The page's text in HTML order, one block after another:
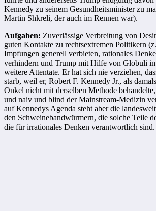
Kennedy zu seinem Gesundheitsminister zu
Martin Shkreli, der auch im Rennen war).
Aufgaben: Zuverlässige Verbreitung von
guten Kontakte zu rechtsextremen Politikern
Impfungen generell verbieten, rationales
verhindern und Trump mit Hilfe von Globuli
weitere Attentate. Er hat sich nie verziehen,
starb, weil er, Robert F. Kennedy Jr., als
Onkel nicht mit derselben Methode
und naiv und blind der Mainstream-Medizin
auf Kennedys Agenda steht aber die
den Schweinebandwürmern, die solche Teile
die für irrationales Denken verantwortlich sind.